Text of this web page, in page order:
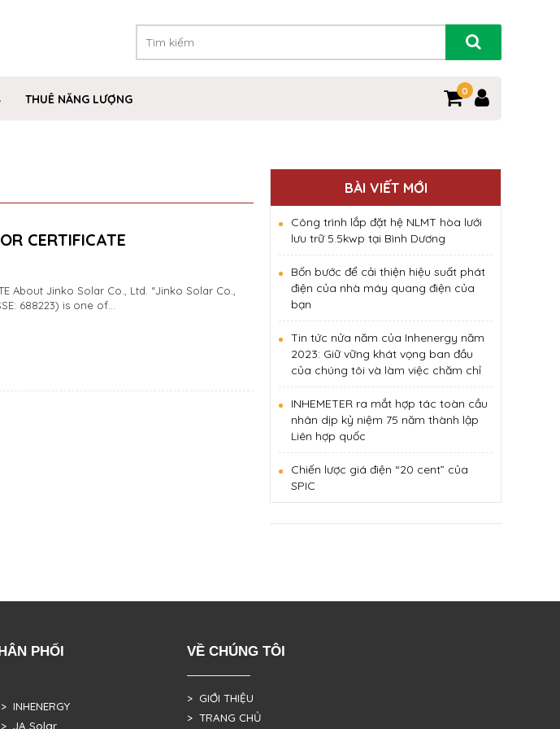
THUÊ NĂNG LƯỢNG
0
CERTIFICATE
About Jinko Solar Co., Ltd. “Jinko Solar Co.,
688223) is one of...
BÀI VIẾT MỚI
Công trình lắp đặt hệ NLMT hòa lưới
lưu trữ 5.5kwp tại Bình Dương
Bốn bước để cải thiện hiệu suất phát
điện của nhà máy quang điện của
bạn
Tin tức nửa năm của Inhenergy năm
2023: Giữ vững khát vọng ban đầu
của chúng tôi và làm việc chăm chỉ
INHEMETER ra mắt hợp tác toàn cầu
nhân dịp kỷ niệm 75 năm thành lập
Liên hợp quốc
Chiến lược giá điện “20 cent” của
SPIC
PHỐI
> INHENERGY
> JA Solar
VỀ CHÚNG TÔI
> GIỚI THIỆU
> TRANG CHỦ